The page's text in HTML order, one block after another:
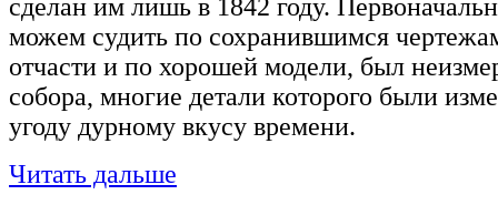
сделан им лишь в 1842 году.
можем судить по сохранившимся
отчасти и по хорошей модели, был
собора, многие детали которого были
угоду дурному вкусу времени.
Читать дальше